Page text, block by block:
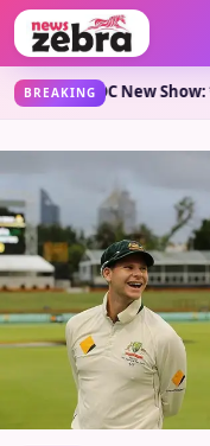
BREAKING
•TMKOC New Show: खत्म हुआ